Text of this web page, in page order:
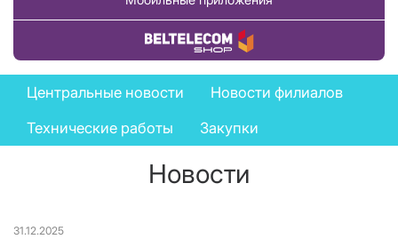
Купить товар
News
menu
Центральные новости
Новости филиалов
Технические работы
Закупки
Новости
31.12.2025